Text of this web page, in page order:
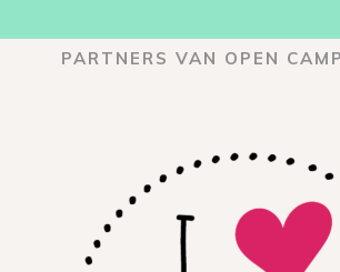
PARTNERS VAN OPEN